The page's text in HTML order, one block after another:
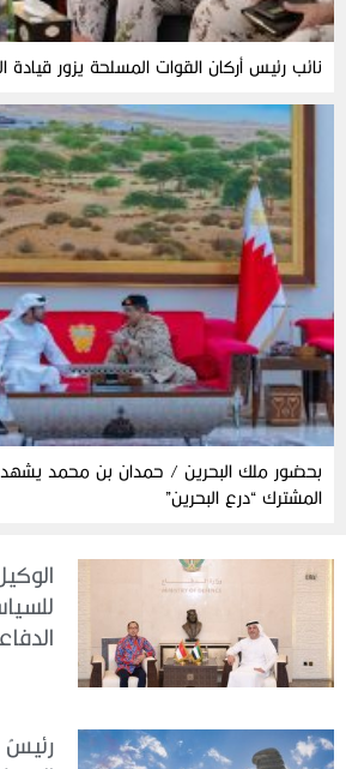
نائب رئيس أركان القوات المسلحة يزور قيادة
بحضور ملك البحرين / حمدان بن محمد يشهد
المشترك “درع البحرين”
رئيسُ